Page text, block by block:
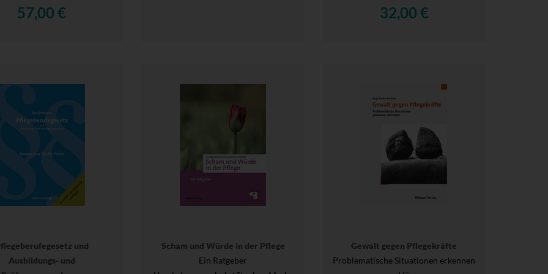
57,00 € 32,00 €
und
Ausbildungs- und
Scham und Würde in der Pflege
Ein Ratgeber
Gewalt gegen Pflegekräfte
Problematische Situationen erkennen